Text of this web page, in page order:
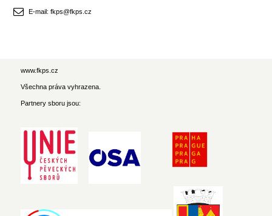
E-mail: fkps@fkps.cz
www.fkps.cz
Všechna práva vyhrazena.
Partnery sboru jsou: